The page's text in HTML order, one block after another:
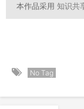
本作品采用 知识共
No Tag